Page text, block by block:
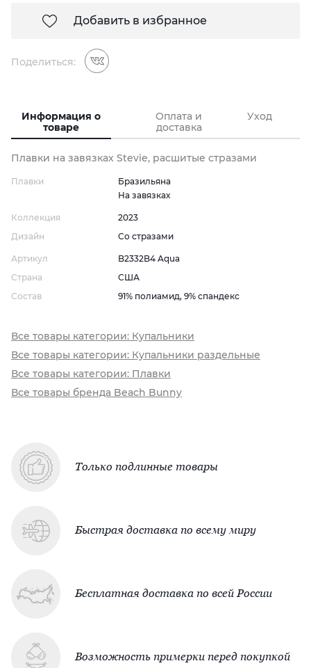
Добавить в избранное
Поделиться:
Информация о
товаре
Оплата и
доставка
Уход
Плавки на завязках Stevie, расшитые стразами
Плавки
Бразильяна
На завязках
Коллекция
2023
Дизайн
Со стразами
Артикул
B2332B4 Aqua
Страна
США
Состав
91% полиамид, 9% спандекс
Все товары категории: Купальники
Все товары категории: Купальники раздельные
Все товары категории: Плавки
Все товары бренда Beach Bunny
Только подлинные товары
Быстрая доставка по всему миру
Бесплатная доставка по всей России
Возможность примерки перед покупкой